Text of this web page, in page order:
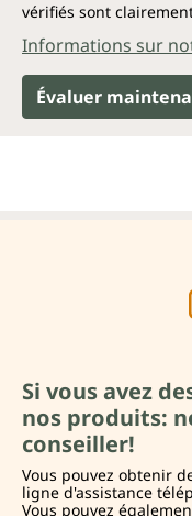
vérifiés sont
Informations sur
Évaluer
Si vous avez
nos produits:
conseiller!
Vous pouvez obtenir
ligne d'assistance
Vous pouvez